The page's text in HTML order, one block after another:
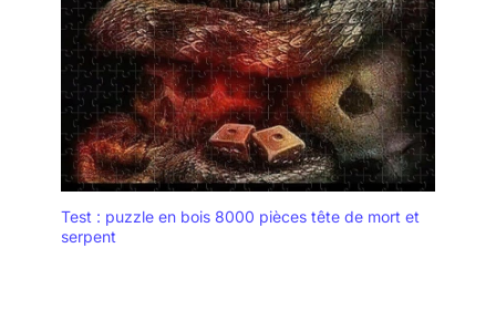
Test : puzzle en bois 8000 pièces tête de mort et
serpent